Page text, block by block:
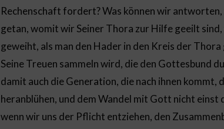
Rechenschaft fordert? Was können wir antworten,
getan, womit wir Seiner Thora zur Hilfe geeilt
geweiht, als man den Hader in den Kreis der
Seine Treuen sammeln wird, die den Gottesbund
damit auch die Generation, die nach ihnen
heranblühen, und dem Wandel mit Gott nicht einst
wenn wir uns der Pflicht entziehen, den